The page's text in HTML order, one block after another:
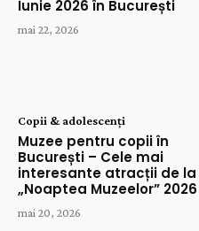
Iunie 2026 în București
mai 22, 2026
Copii & adolescenți
Muzee pentru copii în
București – Cele mai
interesante atracții de la
„Noaptea Muzeelor” 2026
mai 20, 2026